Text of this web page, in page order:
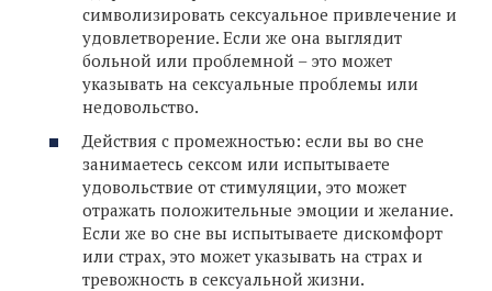
символизировать сексуальное привлечение и
удовлетворение. Если же она выглядит
больной или проблемной – это может
указывать на сексуальные проблемы или
недовольство.
Действия с промежностью: если вы во сне
занимаетесь сексом или испытываете
удовольствие от стимуляции, это может
отражать положительные эмоции и желание.
Если же во сне вы испытываете дискомфорт
или страх, это может указывать на страх и
тревожность в сексуальной жизни.